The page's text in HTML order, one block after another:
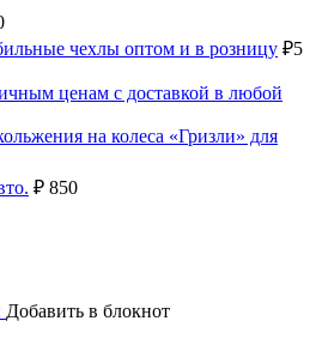
чехлы оптом и в розницу ₽5
ценам с доставкой в любой
на колеса «Гризли» для
₽ 850
Добавить в блокнот